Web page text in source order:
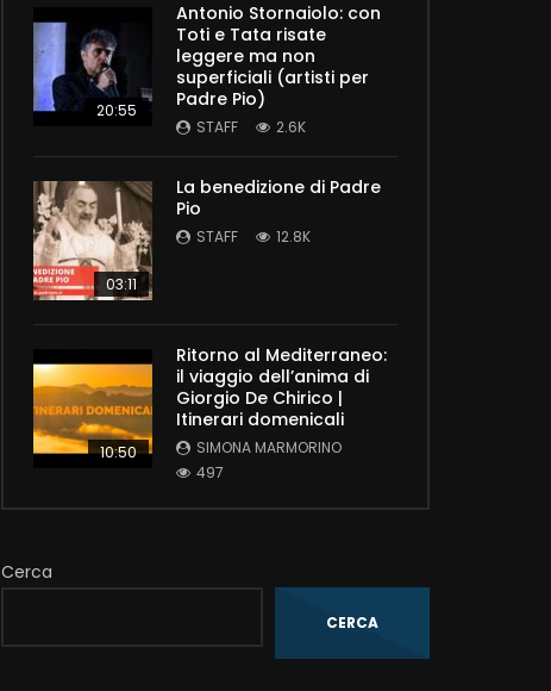
20:55
Antonio Stornaiolo: con
Toti e Tata risate
leggere ma non
superficiali (artisti per
Padre Pio)
STAFF 2.6K
03:11
La benedizione di Padre
Pio
STAFF 12.8K
10:50
Ritorno al Mediterraneo:
il viaggio dell’anima di
Giorgio De Chirico |
Itinerari domenicali
SIMONA MARMORINO
497
Cerca
CERCA